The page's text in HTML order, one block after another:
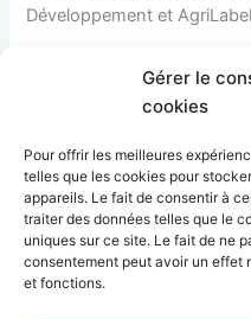
Gérer le
cookies
Pour offrir les meilleures
telles que les cookies pour
appareils. Le fait de consentir à
traiter des données telles que le
uniques sur ce site. Le fait de ne
consentement peut avoir un effet
et fonctions.
Développement et